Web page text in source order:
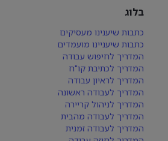
בלוג
כתבות שיענינו מעסיקים
כתבות שיעניינו מועמדים
המדריך לחיפוש עבודה
המדריך לכתיבת קו"ח
המדריך לראיון עבודה
המדריך לעבודה ראשונה
המדריך לניהול קריירה
המדריך לעבודה מהבית
המדריך לעבודה זמנית